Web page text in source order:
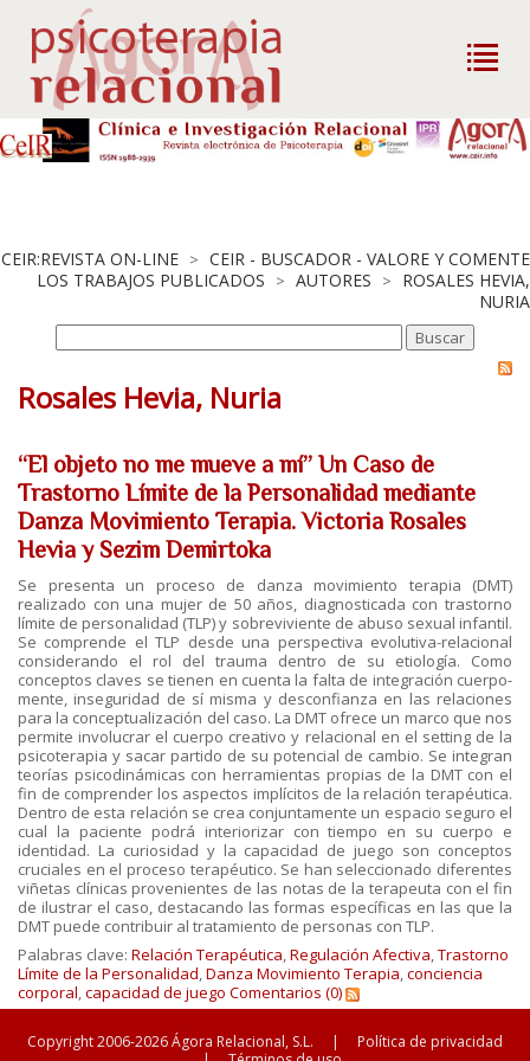
CEIR:REVISTA ON-LINE > CEIR - BUSCADOR - VALORE Y COMENTE
LOS TRABAJOS PUBLICADOS > AUTORES > ROSALES HEVIA,
NURIA
Rosales Hevia, Nuria
“El objeto no me mueve a mí” Un Caso de
Trastorno Límite de la Personalidad mediante
Danza Movimiento Terapia. Victoria Rosales
Hevia y Sezim Demirtoka
Se presenta un proceso de danza movimiento terapia (DMT)
realizado con una mujer de 50 años, diagnosticada con trastorno
límite de personalidad (TLP) y sobreviviente de abuso sexual infantil.
Se comprende el TLP desde una perspectiva evolutiva-relacional
considerando el rol del trauma dentro de su etiología. Como
conceptos claves se tienen en cuenta la falta de integración cuerpo-
mente, inseguridad de sí misma y desconfianza en las relaciones
para la conceptualización del caso. La DMT ofrece un marco que nos
permite involucrar el cuerpo creativo y relacional en el setting de la
psicoterapia y sacar partido de su potencial de cambio. Se integran
teorías psicodinámicas con herramientas propias de la DMT con el
fin de comprender los aspectos implícitos de la relación terapéutica.
Dentro de esta relación se crea conjuntamente un espacio seguro el
cual la paciente podrá interiorizar con tiempo en su cuerpo e
identidad. La curiosidad y la capacidad de juego son conceptos
cruciales en el proceso terapéutico. Se han seleccionado diferentes
viñetas clínicas provenientes de las notas de la terapeuta con el fin
de ilustrar el caso, destacando las formas específicas en las que la
DMT puede contribuir al tratamiento de personas con TLP.
Palabras clave: Relación Terapéutica,Regulación Afectiva,Trastorno
Límite de la Personalidad,Danza Movimiento Terapia,conciencia
corporal,capacidad de juego Comentarios (0)
Copyright 2006-2026 Ágora Relacional, S.L. |
Política de privacidad